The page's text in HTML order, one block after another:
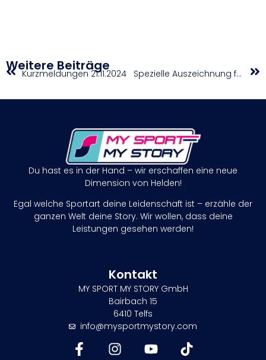
Weitere Beiträge
Kurzmeldungen 21.11.2024 Spezielle Auszeichnung für Danjela Weiss
Du hast es in der Hand – wir erschaffen eine neue
Dimension von Helden!
Egal welche Sportart deine Leidenschaft ist – erzähle der
ganzen Welt deine Story. Wir wollen, dass deine
Leistungen gesehen werden!
Kontakt
MY SPORT MY STORY GmbH
Bairbach 15
6410 Telfs
info@mysportmystory.com